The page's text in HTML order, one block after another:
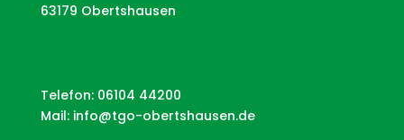
63179 Obertshausen
Telefon: 06104 44200
Mail: info@tgo-obertshausen.de